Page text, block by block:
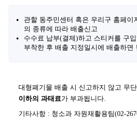
관할 동주민센터 혹은 우리구 홈페이
의 종류에 따라 배출신고
수수료 납부(결제)하고 스티커를 구
부착한 후 배출 지정일시에 배출하면
대형폐기물 배출 시 신고하지 않고 무
이하의 과태료가 부과됩니다.
기타사항 : 청소과 자원재활용팀(02-